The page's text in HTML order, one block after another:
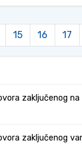
15 16 17
zaključenog na
zaključenog